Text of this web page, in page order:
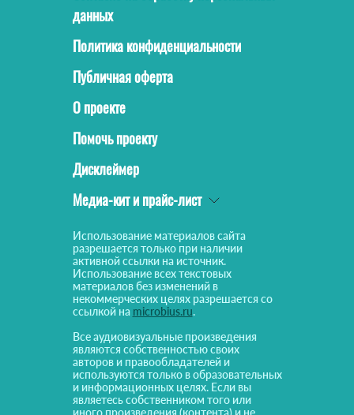
данных
Политика конфиденциальности
Публичная оферта
О проекте
Помочь проекту
Дисклеймер
Медиа-кит и прайс-лист
Использование материалов сайта
разрешается только при наличии
активной ссылки на источник.
Использование всех текстовых
материалов без изменений в
некоммерческих целях разрешается со
ссылкой на microbius.ru.
Все аудиовизуальные произведения
являются собственностью своих
авторов и правообладателей и
используются только в образовательных
и информационных целях. Если вы
являетесь собственником того или
иного произведения (контента) и не